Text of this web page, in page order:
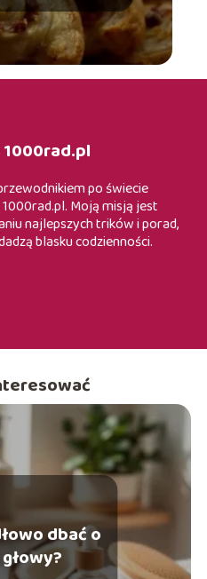
po świecie
Moją misją jest
najlepszych trików i porad,
blasku codzienności.
dbać o